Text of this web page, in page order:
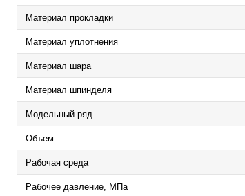
Материал прокладки
Материал уплотнения
Материал шара
Материал шпинделя
Модельный ряд
Объем
Рабочая среда
Рабочее давление, МПа